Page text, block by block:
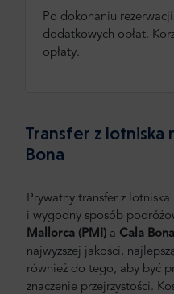
Po dokonaniu
dodatkowych opłat.
opłaty.
Transfer z lotniska
Bona
Prywatny transfer z
i wygodny sposób
Mallorca (PMI) a Cala
najwyższej jakości,
również do tego, aby być
znaczenie przejrzystości.